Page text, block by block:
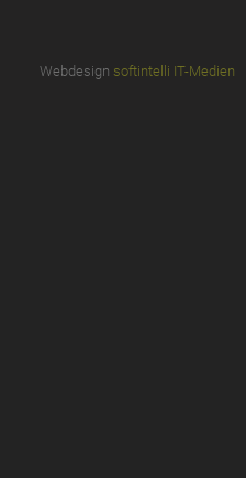
Webdesign softintelli IT-Medien